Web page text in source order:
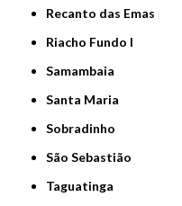
Recanto das Emas
Riacho Fundo I
Samambaia
Santa Maria
Sobradinho
São Sebastião
Taguatinga